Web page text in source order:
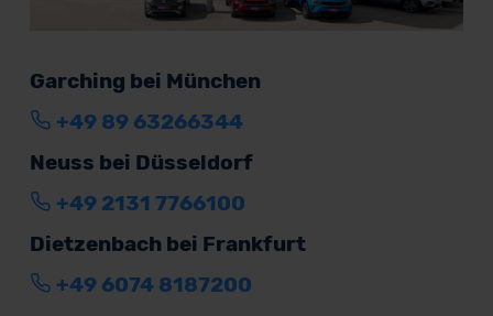
Garching bei München
+49 89 63266344
Neuss bei Düsseldorf
+49 2131 7766100
Dietzenbach bei Frankfurt
+49 6074 8187200